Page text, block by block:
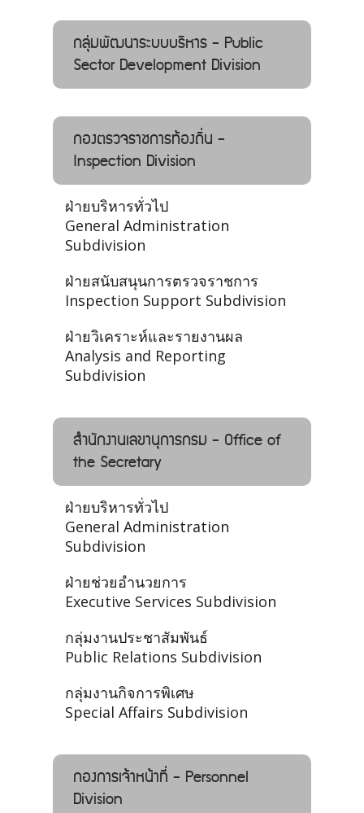
กลุ่มพัฒนาระบบบริหาร - Public
Sector Development Division
กองตรวจราชการท้องถิ่น -
Inspection Division
ฝ่ายบริหารทั่วไป
General Administration
Subdivision
ฝ่ายสนับสนุนการตรวจราชการ
Inspection Support Subdivision
ฝ่ายวิเคราะห์และรายงานผล
Analysis and Reporting
Subdivision
สำนักงานเลขานุการกรม - Office of
the Secretary
ฝ่ายบริหารทั่วไป
General Administration
Subdivision
ฝ่ายช่วยอำนวยการ
Executive Services Subdivision
กลุ่มงานประชาสัมพันธ์
Public Relations Subdivision
กลุ่มงานกิจการพิเศษ
Special Affairs Subdivision
กองการเจ้าหน้าที่ - Personnel
Division